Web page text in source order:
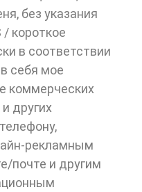
без указания
/ короткое
в соответствии
себя мое
коммерческих
других
рекламным
почте и другим